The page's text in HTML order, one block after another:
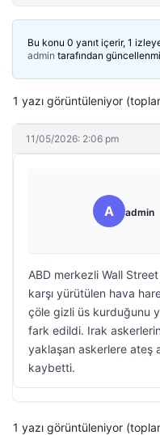
Bu konu 0 yanıt içerir, 1
admin tarafından
1 yazı görüntüleniyor
11/05/2026: 2:06 pm
A admin
ABD merkezli Wall
karşı yürütülen hava
çöle gizli üs kurduğunu
fark edildi. Irak
yaklaşan askerlere ateş
kaybetti.
1 yazı görüntüleniyor